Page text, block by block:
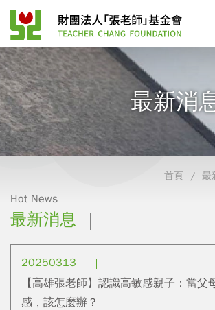
最新消
首頁 最
Hot News
最新消息
20250313
【高雄張老師】認識高敏感親子：當父
感，該怎麼辦？